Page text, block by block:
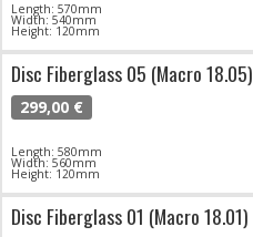
Length: 570mm
Width: 540mm
Height: 120mm
Disc Fiberglass 05 (Macro 18.05)
299,00 €
Length: 580mm
Width: 560mm
Height: 120mm
Disc Fiberglass 01 (Macro 18.01)